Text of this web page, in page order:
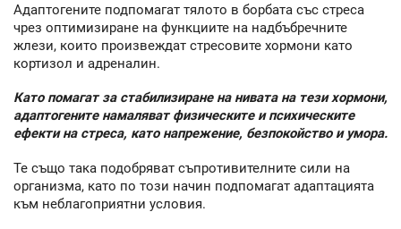
Адаптогените подпомагат тялото в борбата със стреса
чрез оптимизиране на функциите на надбъбречните
жлези, които произвеждат стресовите хормони като
кортизол и адреналин.
Като помагат за стабилизиране на нивата на тези хормони,
адаптогените намаляват физическите и психическите
ефекти на стреса, като напрежение, безпокойство и умора.
Те също така подобряват съпротивителните сили на
организма, като по този начин подпомагат адаптацията
към неблагоприятни условия.